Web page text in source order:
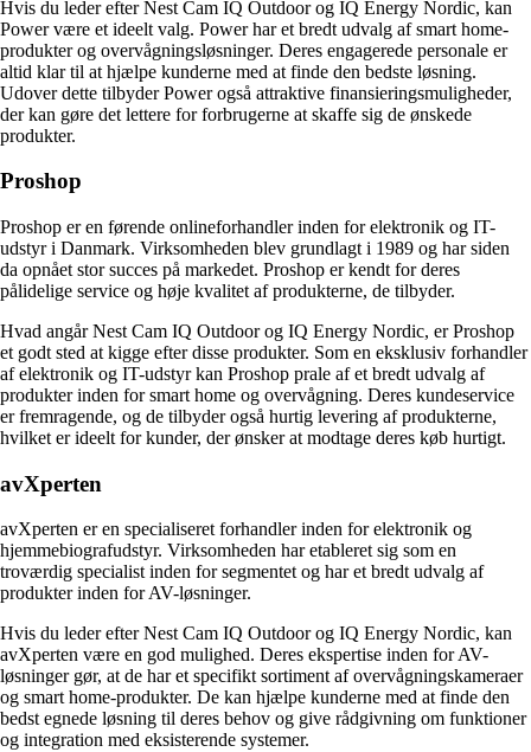
Hvis du leder efter Nest Cam IQ Outdoor og IQ Energy Nordic, kan
Power være et ideelt valg. Power har et bredt udvalg af smart home-
produkter og overvågningsløsninger. Deres engagerede personale er
altid klar til at hjælpe kunderne med at finde den bedste løsning.
Udover dette tilbyder Power også attraktive finansieringsmuligheder,
der kan gøre det lettere for forbrugerne at skaffe sig de ønskede
produkter.
Proshop
Proshop er en førende onlineforhandler inden for elektronik og IT-
udstyr i Danmark. Virksomheden blev grundlagt i 1989 og har siden
da opnået stor succes på markedet. Proshop er kendt for deres
pålidelige service og høje kvalitet af produkterne, de tilbyder.
Hvad angår Nest Cam IQ Outdoor og IQ Energy Nordic, er Proshop
et godt sted at kigge efter disse produkter. Som en eksklusiv forhandler
af elektronik og IT-udstyr kan Proshop prale af et bredt udvalg af
produkter inden for smart home og overvågning. Deres kundeservice
er fremragende, og de tilbyder også hurtig levering af produkterne,
hvilket er ideelt for kunder, der ønsker at modtage deres køb hurtigt.
avXperten
avXperten er en specialiseret forhandler inden for elektronik og
hjemmebiografudstyr. Virksomheden har etableret sig som en
troværdig specialist inden for segmentet og har et bredt udvalg af
produkter inden for AV-løsninger.
Hvis du leder efter Nest Cam IQ Outdoor og IQ Energy Nordic, kan
avXperten være en god mulighed. Deres ekspertise inden for AV-
løsninger gør, at de har et specifikt sortiment af overvågningskameraer
og smart home-produkter. De kan hjælpe kunderne med at finde den
bedst egnede løsning til deres behov og give rådgivning om funktioner
og integration med eksisterende systemer.